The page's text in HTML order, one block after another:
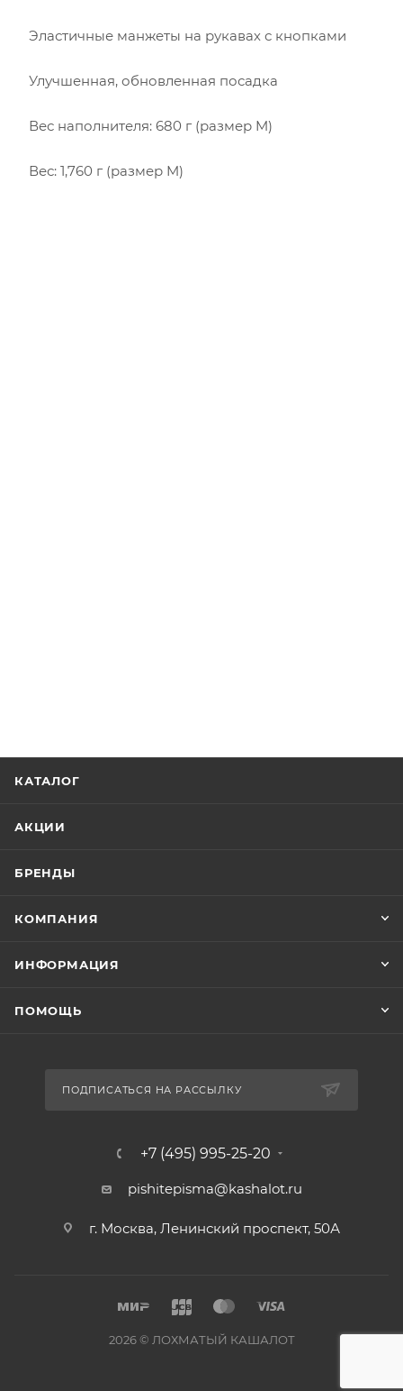
Эластичные манжеты на рукавах с кнопками
Улучшенная, обновленная посадка
Вес наполнителя: 680 г (размер M)
Вес: 1,760 г (размер M)
КАТАЛОГ
АКЦИИ
БРЕНДЫ
КОМПАНИЯ
ИНФОРМАЦИЯ
ПОМОЩЬ
ПОДПИСАТЬСЯ НА РАССЫЛКУ
+7 (495) 995-25-20​
pishitepisma@kashalot.ru
г. Москва, Ленинский проспект, 50А​
2026 © ЛОХМАТЫЙ КАШАЛОТ